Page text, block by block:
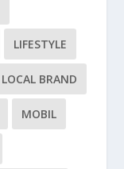
LIFESTYLE
LOCAL BRAND
MOBIL